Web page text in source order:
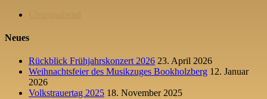
Neues
Rückblick Frühjahrskonzert 2026 23. April 2026
Weihnachtsfeier des Musikzuges Bookholzberg 12. Januar
2026
Volkstrauertag 2025 18. November 2025